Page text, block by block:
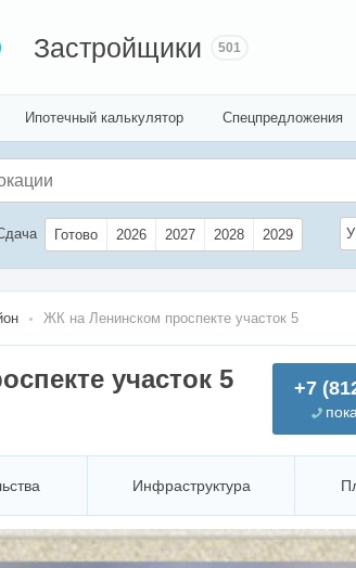
Застройщики 501
Ипотечный калькулятор Спецпредложения
Готово 2026 2027 2028 2029
ЖК на Ленинском проспекте участок 5
+7
участок 5
Инфраструктура